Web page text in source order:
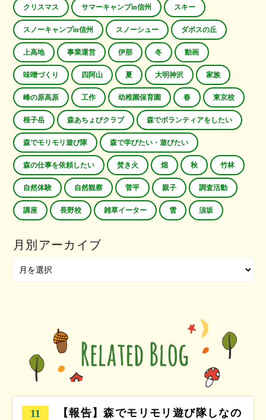
クリスマス サマーキャンプin信州 スキー
スノーキャンプin信州 スノーシュー ダボスの丘
上高地 事業運営 伊那 冬 動画
味噌づくり 四阿山 夏 大明神沢 家族
峰の原高原 工作 幼稚園保育園 春 東京校
根子岳 森あちょびクラブ 森でボランティアをしたい
森でモリモリ遊び隊 森で学びたい・遊びたい
森の仕事を依頼したい 焚き火 畑 秋 竹林
自然体験 自然観察 菅平 親子 調査活動
講座 長野校 雑草イーター 雪 須坂
月別アーカイブ
11
【報告】森でモリモリ遊び隊しなの